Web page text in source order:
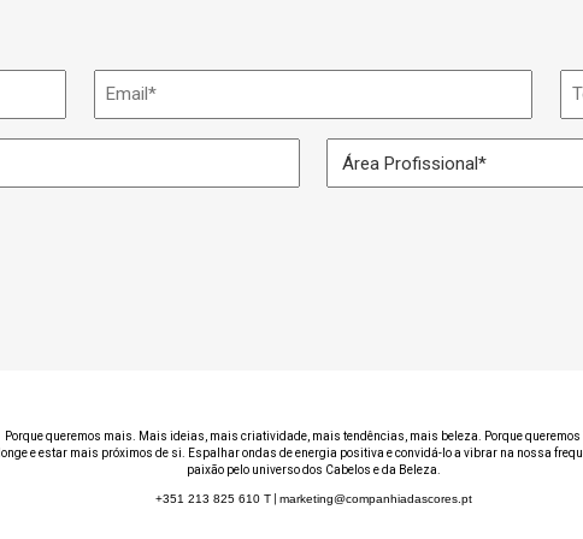
Email
Área
Profissional
Porque queremos mais. Mais ideias, mais criatividade, mais tendências, mais beleza. Porque
longe e estar mais próximos de si. Espalhar ondas de energia positiva e convidá-lo a vibrar na nossa
paixão pelo universo dos Cabelos e da Beleza.
+351 213 825 610 T| marketing@companhiadascores.pt